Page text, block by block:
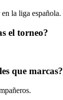
la liga española.
el torneo?
que marcas?